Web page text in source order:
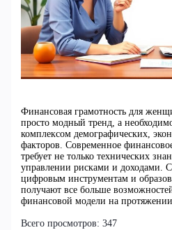
Финансовая грамотность для
просто модный тренд, а
комплексом демографических,
факторов. Современное
требует не только технических
управлении рисками и доходами.
цифровым инструментам и
получают все больше
финансовой модели на
Всего просмотров: 347